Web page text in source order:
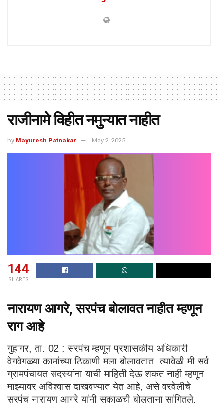
राजीनामे विहीत नमुन्यात नाहीत
by Mayuresh Patnakar May 2, 2025
144
SHARES
नारायण आगरे, सरपंच बोलावत नाहीत म्हणून
राग आहे
गुहागर, ता. 02 : सरपंच म्हणून प्रशासकीय अधिकारी
वेगवेगळ्या कामांच्या ठिकाणी मला बोलावतात. त्यावेळी मी सर्व
ग्रामपंचायत सदस्यांना याची माहिती देऊ शकत नाही म्हणून
माझ्यावर अविश्वास दाखवण्यात येत आहे, असे वरवेलीचे
सरपंच नारायण आगरे यांनी सकाळची बोलताना सांगितले.